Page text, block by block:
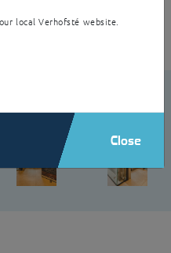
local Verhofsté website.
Close